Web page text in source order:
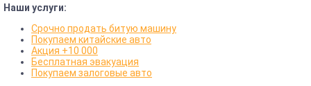
Наши услуги:
Срочно продать битую машину
Покупаем китайские авто
Акция +10 000
Бесплатная эвакуация
Покупаем залоговые авто